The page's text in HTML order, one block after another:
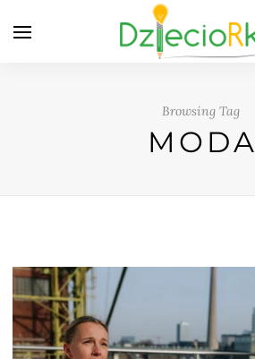
Browsing Tag
MODA